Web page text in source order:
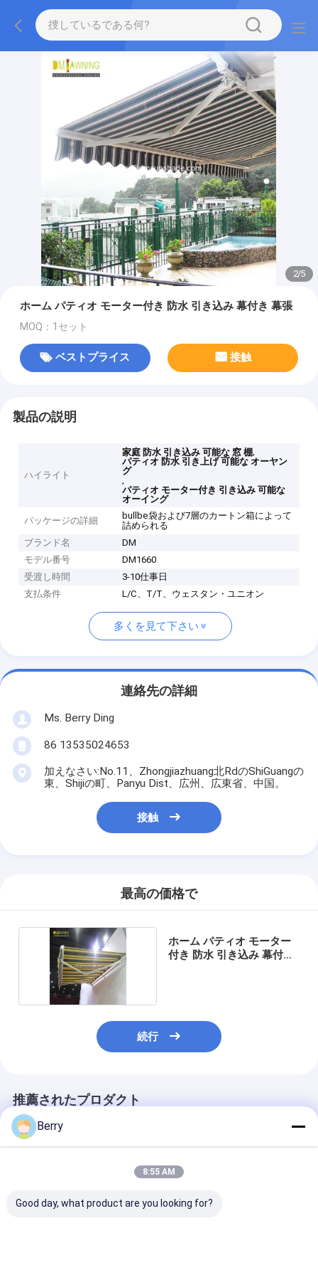
2/5
ホーム パティオ モーター付き 防水 引き込み 幕付き 幕張
MOQ：1セット
ベストプライス 接触
製品の説明
ハイライト
家庭 防水 引き込み 可能な 窓 棚,
パティオ 防水 引き上げ 可能な オーヤン
グ
,
パティオ モーター付き 引き込み 可能な
オーイング
パッケージの詳細
bullbe袋および7層のカートン箱によって
詰められる
ブランド名
DM
モデル番号
DM1660
受渡し時間
3-10仕事日
支払条件
L/C、T/T、ウェスタン・ユニオン
多くを見て下さい
連絡先の詳細
Ms. Berry Ding
86 13535024653
加えなさい:No.11、Zhongjiazhuang北RdのShiGuangの
東、Shijiの町、Panyu Dist、広州、広東省、中国。
接触
最高の価格で
ホーム パティオ モーター
付き 防水 引き込み 幕付き
続行
推薦されたプロダクト
Berry
8:55 AM
Good day, what product are you looking for?